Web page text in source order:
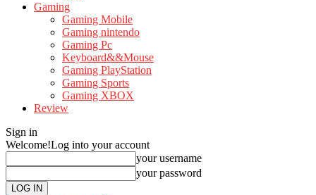
Gaming
Gaming Mobile
Gaming nintendo
Gaming Pc
Keyboard&&Mouse
Gaming PlayStation
Gaming Sports
Gaming XBOX
Review
Sign in
Welcome!Log into your account
your username
your password